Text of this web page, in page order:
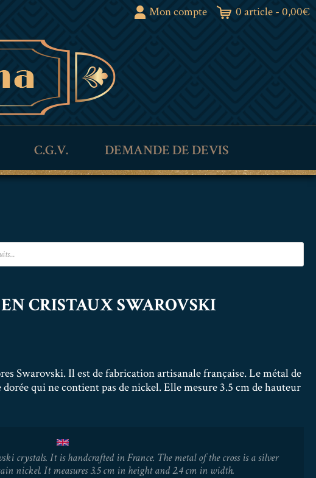
Mon compte 0 article - 0,00€
C.G.V. DEMANDE DE DEVIS
CRISTAUX SWAROVSKI
Swarovski. Il est de fabrication artisanale française. Le métal de
qui ne contient pas de nickel. Elle mesure 3.5 cm de hauteur
crystals. It is handcrafted in France. The metal of the cross is a silver
nickel. It measures 3.5 cm in height and 2.4 cm in width.